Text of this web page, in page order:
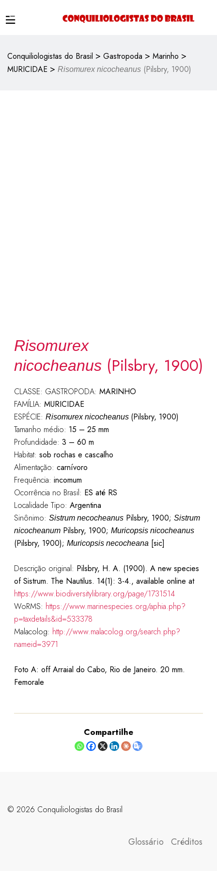
Conquiliologistas do Brasil > Gastropoda > Marinho >
MURICIDAE > Risomurex nicocheanus (Pilsbry, 1900)
Risomurex
nicocheanus(Pilsbry, 1900)
CLASSE: GASTROPODA: MARINHO
FAMÍLIA: MURICIDAE
ESPÉCIE: Risomurex nicocheanus (Pilsbry, 1900)
Tamanho médio: 15 – 25 mm
Profundidade: 3 – 60 m
Habitat: sob rochas e cascalho
Alimentação: carnívoro
Frequência: incomum
Ocorrência no Brasil: ES até RS
Localidade Tipo: Argentina
Sinônimo: Sistrum necocheanusPilsbry, 1900; Sistrum
nicocheanum Pilsbry, 1900; Muricopsis nicocheanus
(Pilsbry, 1900); Muricopsis necocheana[sic]
Descrição original: Pilsbry, H. A. (1900). A new species
of Sistrum. The Nautilus. 14(1): 3-4., available online at
https://www.biodiversitylibrary.org/page/1731514
WoRMS: https://www.marinespecies.org/aphia.php?
p=taxdetails&id=533378
Malacolog: http://www.malacolog.org/search.php?
nameid=3971
Foto A: off Arraial do Cabo, Rio de Janeiro. 20 mm.
Femorale
Compartilhe
©️ 2026 Conquiliologistas do Brasil
Glossário Créditos